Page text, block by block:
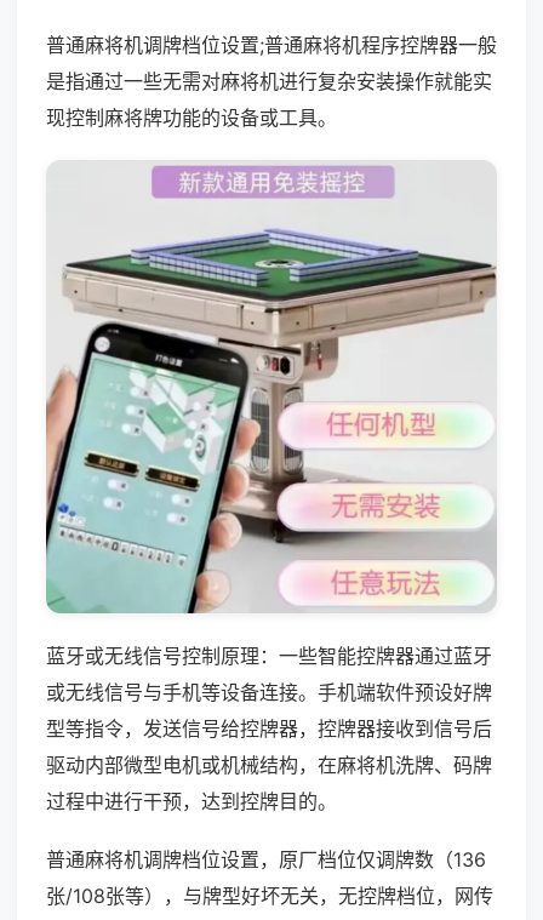
普通麻将机调牌档位设置;普通麻将机程序控牌器一般
是指通过一些无需对麻将机进行复杂安装操作就能实
现控制麻将牌功能的设备或工具。
蓝牙或无线信号控制原理：一些智能控牌器通过蓝牙
或无线信号与手机等设备连接。手机端软件预设好牌
型等指令，发送信号给控牌器，控牌器接收到信号后
驱动内部微型电机或机械结构，在麻将机洗牌、码牌
过程中进行干预，达到控牌目的。
普通麻将机调牌档位设置，原厂档位仅调牌数（136
张/108张等），与牌型好坏无关，无控牌档位，网传